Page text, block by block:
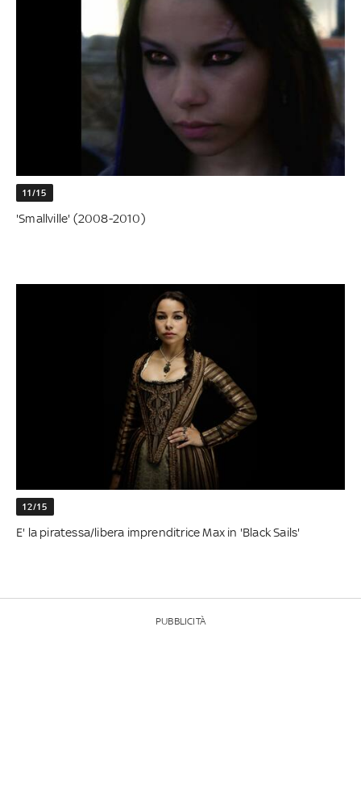
11/15
'Smallville' (2008-2010)
12/15
E' la piratessa/libera imprenditrice Max in 'Black Sails'
PUBBLICITÀ